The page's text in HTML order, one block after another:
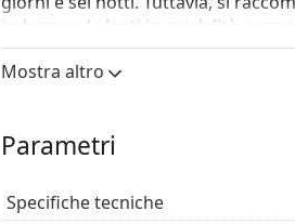
indossare le lenti in modalità
Quali sono i vantaggi offerti dalle
di ossigeno alla cornea,
Mostra altro
Parametri
Specifiche tecniche